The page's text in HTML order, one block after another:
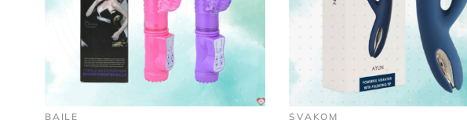
BAILE SVAKOM